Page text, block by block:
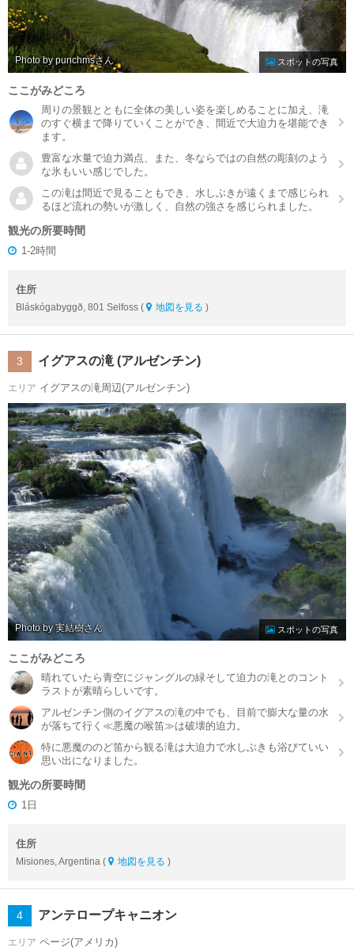
Photo by punchms スポットの写真
ここがみどころ
周りの景観とともに全体の美しい姿を楽しめることに加え、滝
のすぐ横まで降りていくことができ、間近で大迫力を堪能でき
ます。
豊富な水量で迫力満点、また、冬ならではの自然の彫刻のよう
な氷もいい感じでした。
この滝は間近で見ることもでき、水しぶきが遠くまで感じられ
るほど流れの勢いが激しく、自然の強さを感じられました。
観光の所要時間
1-2時間
住所
Bláskógabyggð, 801 Selfoss ( 地図を見る )
3 イグアスの滝 (アルゼンチン)
エリア イグアスの滝周辺(アルゼンチン)
Photo by 実結樹 スポットの写真
ここがみどころ
晴れていたら青空にジャングルの緑そして迫力の滝とのコント
ラストが素晴らしいです。
アルゼンチン側のイグアスの滝の中でも、目前で膨大な量の水
が落ちて行く≪悪魔の喉笛≫は破壊的迫力。
特に悪魔ののど笛から観る滝は大迫力で水しぶきも浴びていい
思い出になりました。
観光の所要時間
1日
住所
Misiones, Argentina ( 地図を見る )
4 アンテロープキャニオン
エリア ページ(アメリカ)